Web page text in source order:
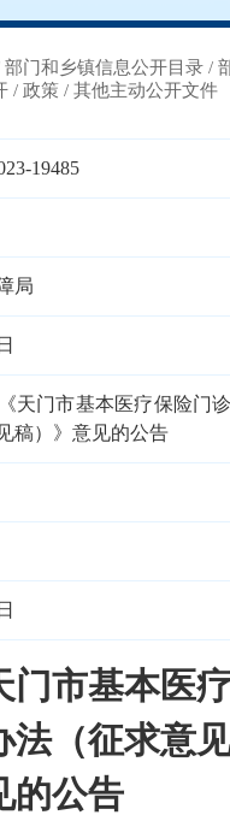
部门和乡镇信息公开目录 /
/ 政策 / 其他主动公开文件
19485
局
天门市基本医疗保险门
稿）》意见的公告
门市基本医
法（征求意
的公告